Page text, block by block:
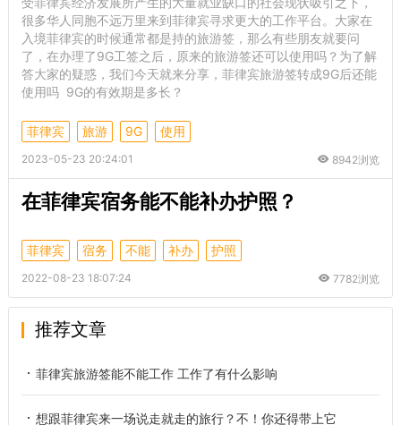
很多华人同胞不远万里来到菲律宾寻求更大的工作平台。大家在
入境菲律宾的时候通常都是持的旅游签，那么有些朋友就要问
了，在办理了9G工签之后，原来的旅游签还可以使用吗？为了解
答大家的疑惑，我们今天就来分享，菲律宾旅游签转成9G后还能
使用吗 9G的有效期是多长？
菲律宾 旅游 9G 使用
2023-05-23 20:24:01 8942浏览
在菲律宾宿务能不能补办护照？
菲律宾 宿务 不能 补办 护照
2022-08-23 18:07:24 7782浏览
推荐文章
菲律宾旅游签能不能工作 工作了有什么影响
想跟菲律宾来一场说走就走的旅行？不！你还得带上它